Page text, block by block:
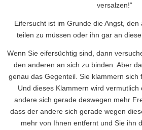
versalzen!“
Eifersucht ist im Grunde die Angst,
teilen zu müssen oder ihn gar an
Wenn Sie eifersüchtig sind, dann
den anderen an sich zu binden. Aber
genau das Gegenteil. Sie klammern sich
Und dieses Klammern wird
andere sich gerade deswegen mehr
dass der andere sich gerade wegen
mehr von Ihnen entfernt und Sie ihn